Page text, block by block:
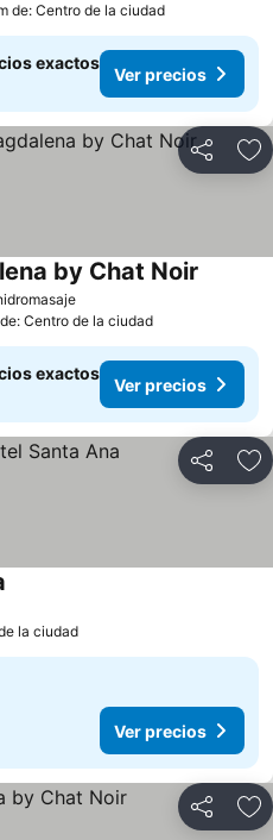
de: Centro de la ciudad
exactos
Ver precios
Compartir
by Chat Noir
Centro de la ciudad
exactos
Ver precios
Compartir
la ciudad
Ver precios
Compartir